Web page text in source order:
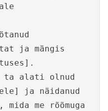
ja mängis
ta alati olnud
ja näidanud
mida me rõõmuga